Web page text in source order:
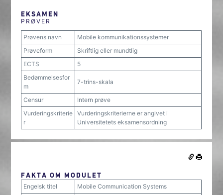
EKSAMEN
PRØVER
Prøvens navn
Mobile kommunikationssystemer
Prøveform
Skriftlig eller mundtlig
ECTS
5
Bedømmelsesfor
m
7-trins-skala
Censur
Intern prøve
Vurderingskriterie
r
Vurderingskriterierne er angivet i
Universitetets eksamensordning
FAKTA OM MODULET
Engelsk titel
Mobile Communication Systems